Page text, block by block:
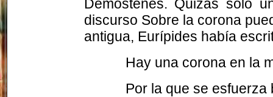
Demóstenes. Quizás sólo
discurso Sobre la corona
antigua, Eurípides había
Hay una corona en la
Por la que se esfuerza